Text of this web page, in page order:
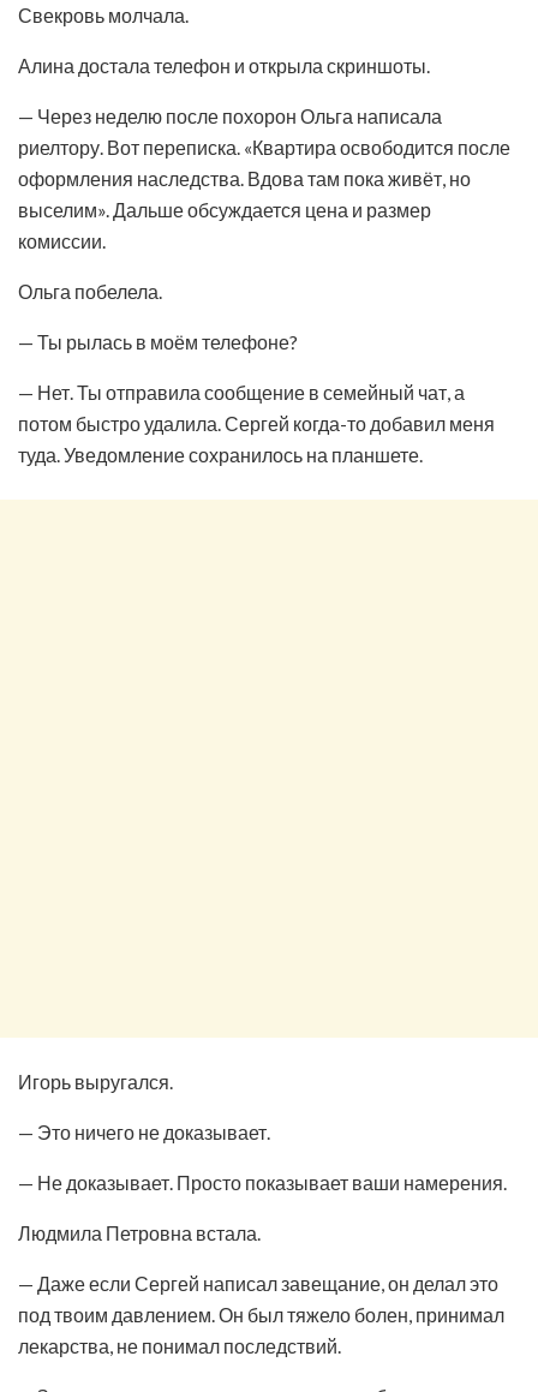
Свекровь молчала.
Алина достала телефон и открыла скриншоты.
— Через неделю после похорон Ольга написала
риелтору. Вот переписка. «Квартира освободится после
оформления наследства. Вдова там пока живёт, но
выселим». Дальше обсуждается цена и размер
комиссии.
Ольга побелела.
— Ты рылась в моём телефоне?
— Нет. Ты отправила сообщение в семейный чат, а
потом быстро удалила. Сергей когда-то добавил меня
туда. Уведомление сохранилось на планшете.
Игорь выругался.
— Это ничего не доказывает.
— Не доказывает. Просто показывает ваши намерения.
Людмила Петровна встала.
— Даже если Сергей написал завещание, он делал это
под твоим давлением. Он был тяжело болен, принимал
лекарства, не понимал последствий.